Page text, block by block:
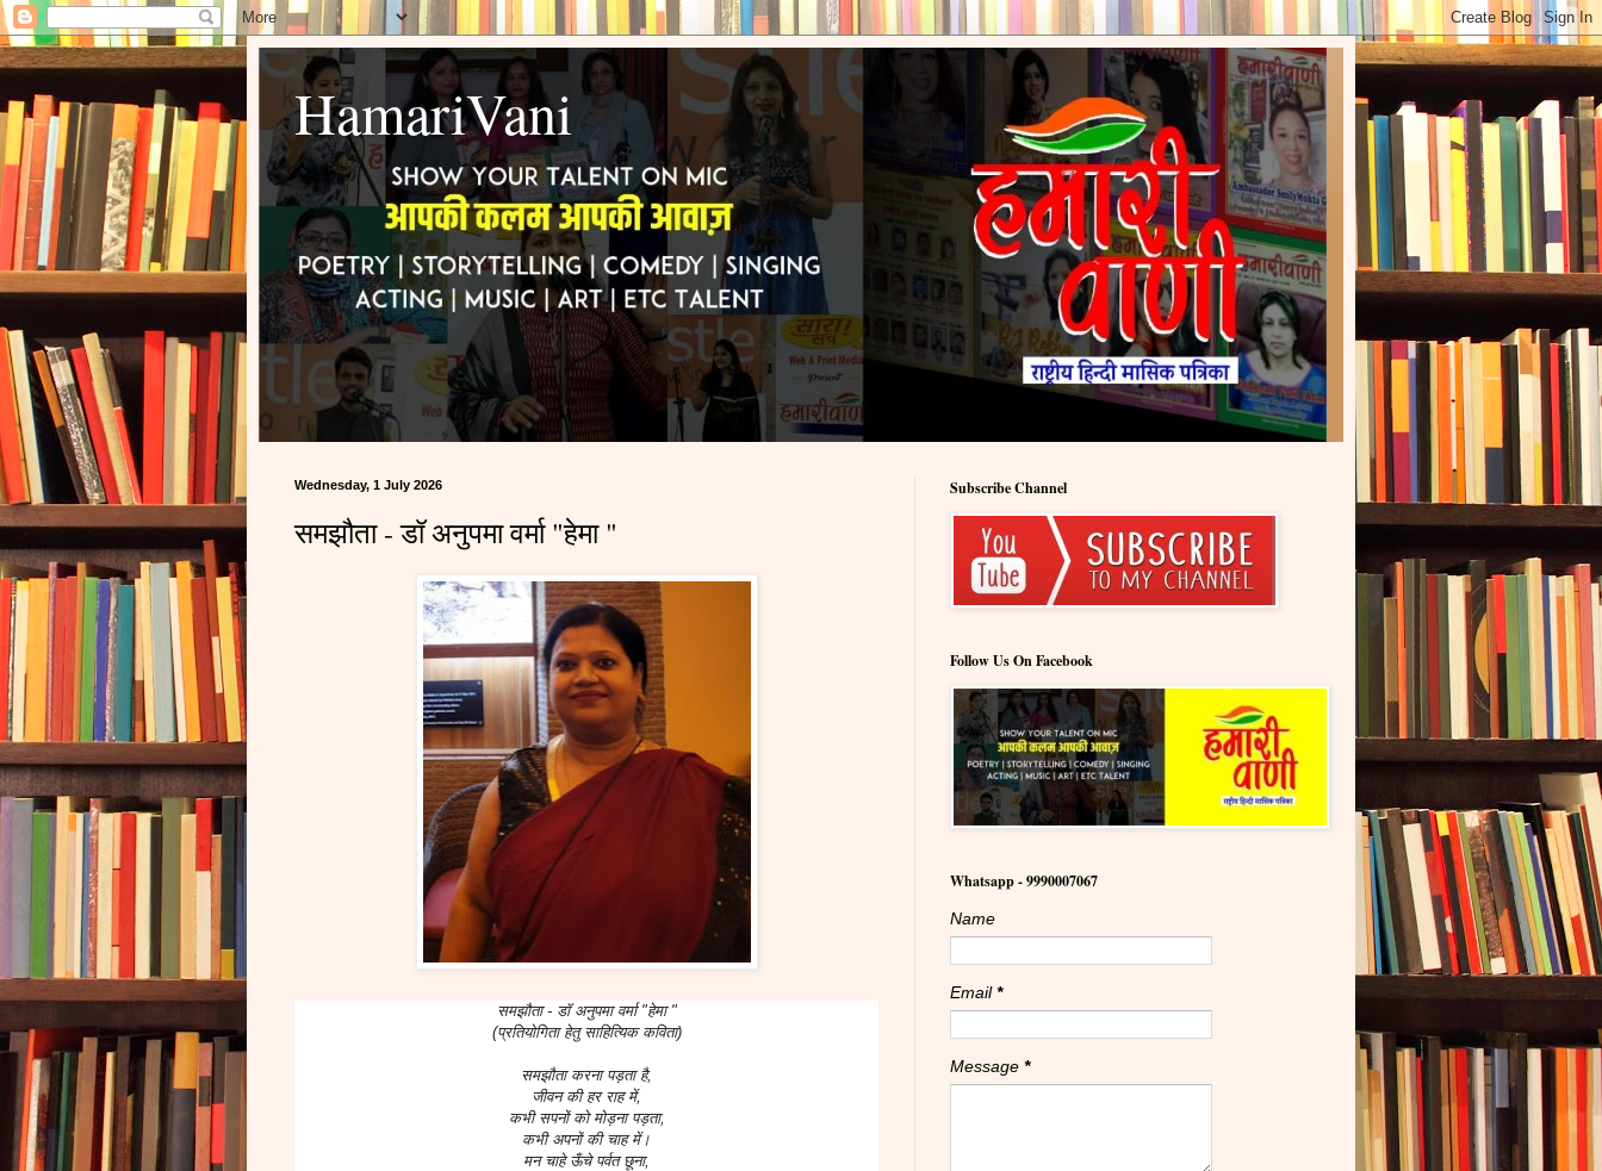
HamariVani
Wednesday, 1 July 2026
समझौता - डॉ अनुपमा वर्मा "हेमा "
समझौता - डॉ अनुपमा वर्मा "हेमा "
(प्रतियोगिता हेतु साहित्यिक कविता)
समझौता करना पड़ता है,
जीवन की हर राह में,
कभी सपनों को मोड़ना पड़ता,
कभी अपनों की चाह में।
मन चाहे ऊँचे पर्वत छूना,
Subscribe Channel
Follow Us On Facebook
Whatsapp - 9990007067
Name
Email*
Message *